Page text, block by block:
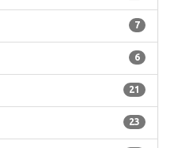
7
6
21
23